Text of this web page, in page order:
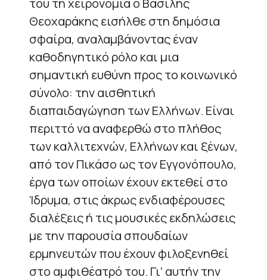
Θεοχαράκης εισήλθε στη δημόσια
σφαίρα, αναλαμβάνοντας έναν
καθοδηγητικό ρόλο και μια
σημαντική ευθύνη προς το κοινωνικό
σύνολο: την αισθητική
διαπαιδαγώγηση των Ελλήνων. Είναι
περιττό να αναφερθώ στο πλήθος
των καλλιτεχνών, Ελλήνων και ξένων,
από τον Πικάσο ως τον Εγγονόπουλο,
έργα των οποίων έχουν εκτεθεί στο
Ίδρυμα, στις άκρως ενδιαφέρουσες
διαλέξεις ή τις μουσικές εκδηλώσεις
με την παρουσία σπουδαίων
ερμηνευτών που έχουν φιλοξενηθεί
στο αμφιθέατρό του. Γι’ αυτήν την